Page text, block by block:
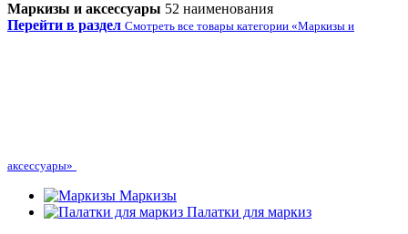
Маркизы и аксессуары 52 наименования
Перейти в раздел Смотреть все товары категории «Маркизы и
аксессуары»
Маркизы
Палатки для маркиз